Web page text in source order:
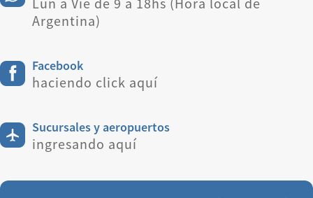
Argentina)
Facebook
haciendo click aquí
Sucursales y aeropuertos
ingresando aquí